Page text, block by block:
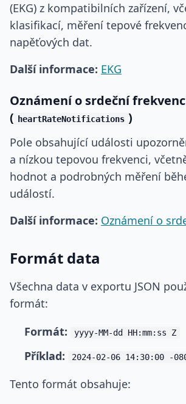
(EKG) z kompatibilních zařízení,
klasifikací, měření tepové
napěťových dat.
Další informace: EKG
Oznámení o srdeční
(
heartRateNotifications )
Pole obsahující události
a nízkou tepovou frekvenci,
hodnot a podrobných měření
událostí.
Další informace: Oznámení o
Formát data
Všechna data v exportu JSON
formát:
Formát:
yyyy-MM-dd HH:mm:ss Z
Příklad: 2024-02-06 14:30:00 -
Tento formát obsahuje: